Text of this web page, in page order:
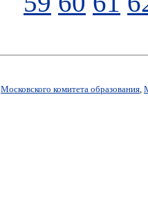
Московского комитета образования,